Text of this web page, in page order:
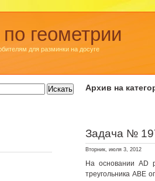
геометрии
для разминки на досуге
Архив на
Задача №
Вторник, июля 3, 2012
На основании AD
треугольника ABE